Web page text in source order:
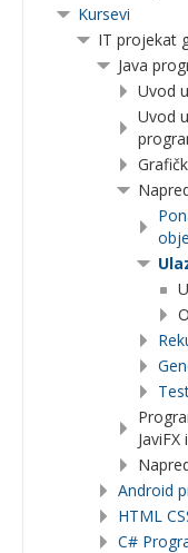
Kursevi
IT projekat
Java
Uvod
Uvod
JaviFX
Android
HTML
C#